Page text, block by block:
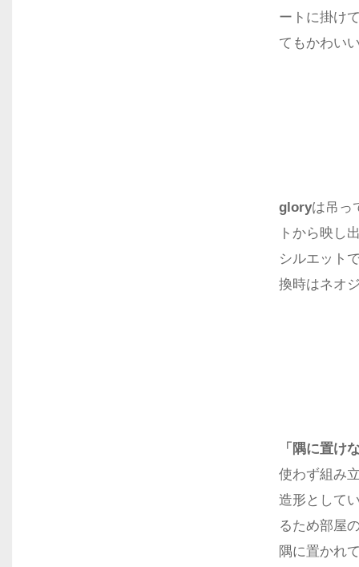
ートに掛け
てもかわい
gloryは吊っ
トから映し
シルエット
換時はネオ
「隅に置け
使わず組み
造形として
るため部屋
隅に置かれ